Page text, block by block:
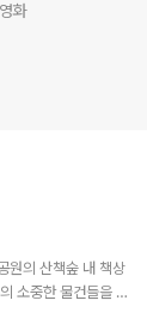
화
원의 산책숲 내 책상
소중한 물건들을 소